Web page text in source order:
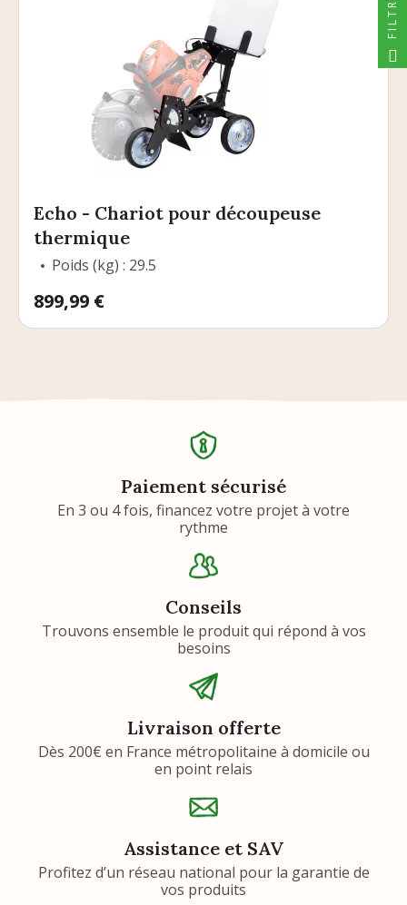
Echo - Chariot pour découpeuse
thermique
Poids (kg) : 29.5
Prix
899,99 €
Paiement sécurisé
En 3 ou 4 fois, financez votre projet à votre
rythme
Conseils
Trouvons ensemble le produit qui répond à vos
besoins
Livraison offerte
Dès 200€ en France métropolitaine à domicile ou
en point relais
Assistance et SAV
Profitez d’un réseau national pour la garantie de
vos produits